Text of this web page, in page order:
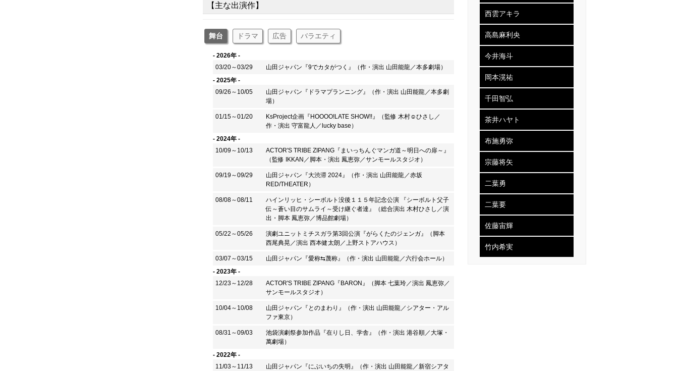
【主な出演作】
舞台 ドラマ 広告 バラエティ
- 2026年 -
03/20～03/29
山田ジャパン『9でカタがつく』（作・演出 山田能龍／本多劇場）
- 2025年 -
09/26～10/05
山田ジャパン『ドラマプランニング』（作・演出 山田能龍／本多劇
場）
01/15～01/20
KsProject企画『HOOOO!LATE SHOW!!』（監修 木村☺︎ひさし／
作・演出 守富龍人／lucky base）
- 2024年 -
10/09～10/13
ACTOR'S TRIBE ZIPANG『まいっちんぐマンガ道～明日への扉～』
（監修 IKKAN／脚本・演出 鳳恵弥／サンモールスタジオ）
09/19～09/29
山田ジャパン『大渋滞 2024』（作・演出 山田能龍／赤坂
RED/THEATER）
08/08～08/11
ハインリッヒ・シーボルト没後１１５年記念公演 『シーボルト父子
伝～蒼い目のサムライ～受け継ぐ者達』（総合演出 木村ひさし／演
出・脚本 鳳恵弥／博品館劇場）
05/22～05/26
演劇ユニットミチスガラ第3回公演『がらくたのジェンガ』（脚本
西尾典晃／演出 西本健太朗／​上野ストアハウス）
03/07～03/15
山田ジャパン『愛称⇆蔑称』（作・演出 山田能龍／六行会ホール）
- 2023年 -
12/23～12/28
ACTOR'S TRIBE ZIPANG『BARON』（脚本 七葉玲／演出 鳳恵弥／
サンモールスタジオ）
10/04～10/08
山田ジャパン『とのまわり』（作・演出 山田能龍／シアター・アル
ファ東京）
08/31～09/03
池袋演劇祭参加作品『在りし日、学舎』（作・演出 港谷順／大塚・
萬劇場）
- 2022年 -
11/03～11/13
山田ジャパン『にぶいちの失明』（作・演出 山田能龍／新宿シアタ
西雲アキラ
高島麻利央
今井海斗
岡本滉祐
千田智弘
茶井ハヤト
布施勇弥
宗藤将矢
二葉勇
二葉要
佐藤宙輝
竹内希実